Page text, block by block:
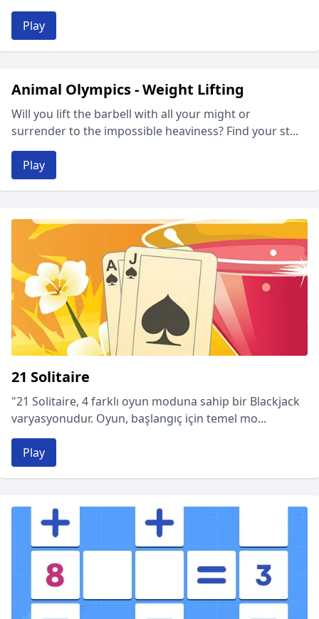
Play
Animal Olympics - Weight Lifting
Will you lift the barbell with all your might or
surrender to the impossible heaviness? Find your st...
Play
21 Solitaire
"21 Solitaire, 4 farklı oyun moduna sahip bir Blackjack
varyasyonudur. Oyun, başlangıç için temel mo...
Play